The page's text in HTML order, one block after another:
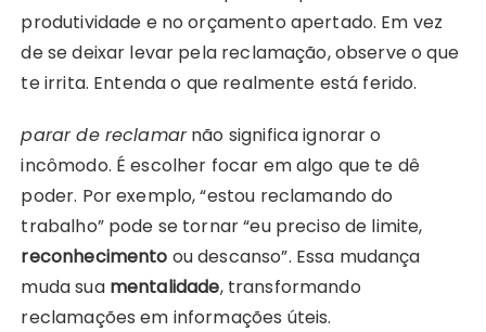
produtividade e no orçamento apertado. Em vez
de se deixar levar pela reclamação, observe o que
te irrita. Entenda o que realmente está ferido.
parar de reclamarnão significa ignorar o
incômodo. É escolher focar em algo que te dê
poder. Por exemplo, “estou reclamando do
trabalho” pode se tornar “eu preciso de limite,
reconhecimento ou descanso”. Essa mudança
muda sua mentalidade, transformando
reclamações em informações úteis.